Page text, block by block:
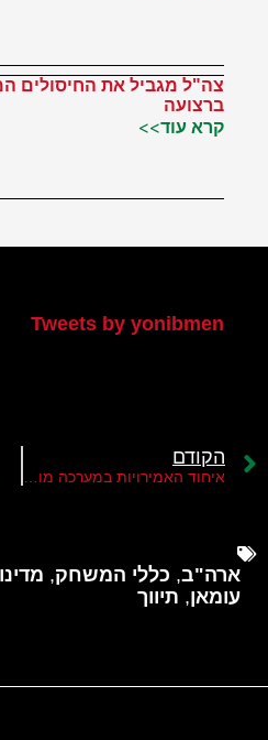
צה"ל מגביל את החיסולים
ברצועה
קרא עוד>>
Tweets by yonibmen
הקודם
איחוד האמירויות במערכה מול איראן
ארה"ב, כללי המשחק,
עומאן, תיווך